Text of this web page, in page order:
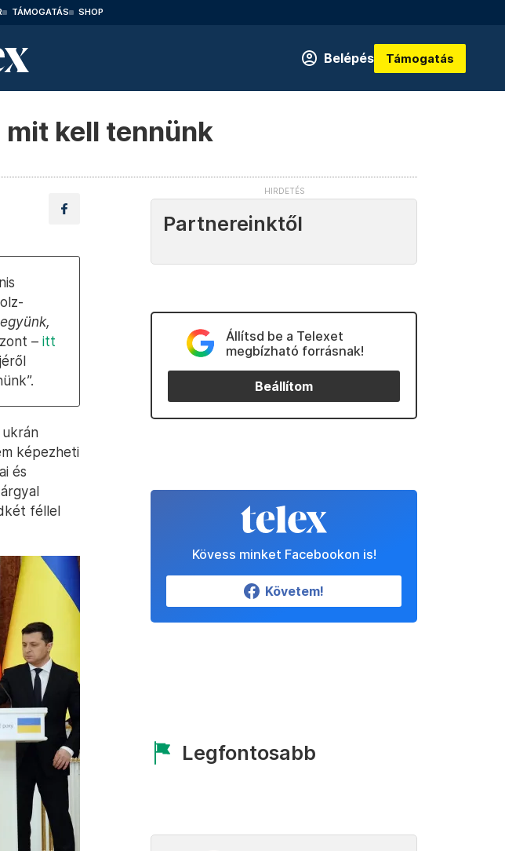
TÁMOGATÁS SHOP
Belépés Támogatás
mit kell tennünk
– itt
képezheti
és
féllel
Partnereinktől
Állítsd be a Telexet
megbízható forrásnak!
Beállítom
Kövess minket Facebookon is!
Követem!
Legfontosabb